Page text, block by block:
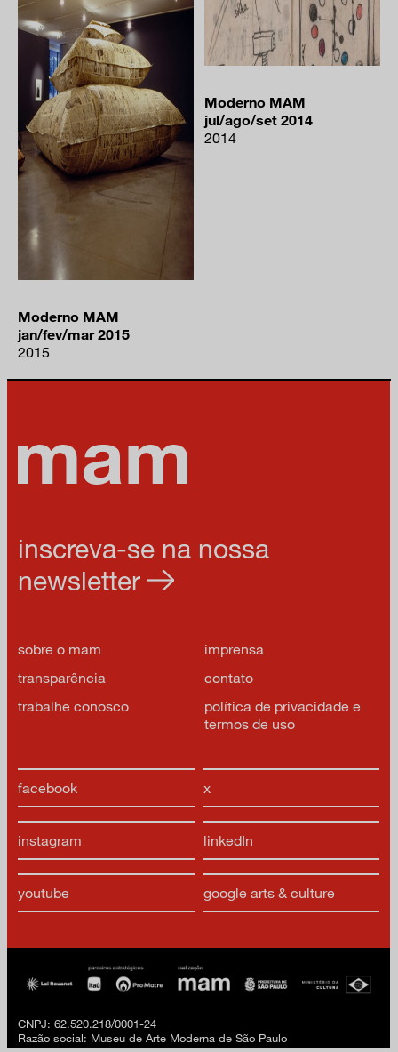
Moderno MAM
jan/fev/mar 2015
2015
Moderno MAM
jul/ago/set 2014
2014
facebook x
instagram linkedIn
youtube google arts & culture
inscreva-se na nossa
newsletter
sobre o mam
imprensa
transparência
contato
trabalhe conosco
política de privacidade e
termos de uso
CNPJ: 62.520.218/0001-24
Razão social: Museu de Arte Moderna de São Paulo